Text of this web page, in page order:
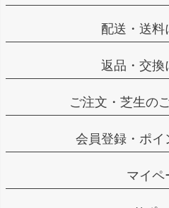
配送・送料
返品・交換
ご注文・芝生の
会員登録・ポイ
マイペ